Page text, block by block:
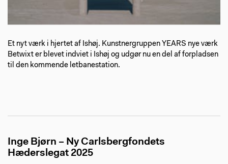
Et nyt værk i hjertet af Ishøj. Kunstnergruppen YEARS nye værk
Betwixt er blevet indviet i Ishøj og udgør nu en del af forpladsen
til den kommende letbanestation. ⁠
Inge Bjørn – Ny Carlsbergfondets
Hæderslegat 2025